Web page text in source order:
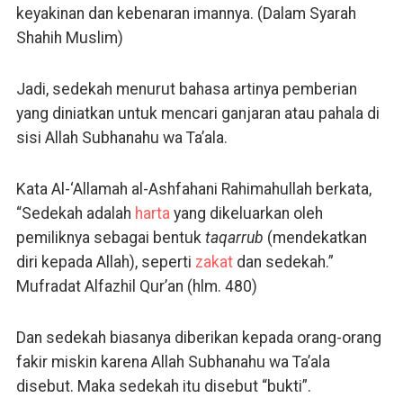
keyakinan dan kebenaran imannya. (Dalam Syarah
Shahih Muslim)
Jadi, sedekah menurut bahasa artinya pemberian
yang diniatkan untuk mencari ganjaran atau pahala di
sisi Allah Subhanahu wa Ta’ala.
Kata Al-‘Allamah al-Ashfahani Rahimahullah berkata,
“Sedekah adalah harta yang dikeluarkan oleh
pemiliknya sebagai bentuk taqarrub (mendekatkan
diri kepada Allah), seperti zakatdan sedekah.”
Mufradat Alfazhil Qur’an (hlm. 480)
Dan sedekah biasanya diberikan kepada orang-orang
fakir miskin karena Allah Subhanahu wa Ta’ala
disebut. Maka sedekah itu disebut “bukti”.